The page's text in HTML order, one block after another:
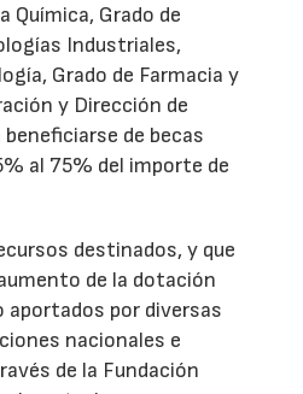
Química, Grado de
Industriales,
Grado de Farmacia y
y Dirección de
de becas
al 75% del importe de
destinados, y que
de la dotación
aportados por diversas
nacionales e
de la Fundación